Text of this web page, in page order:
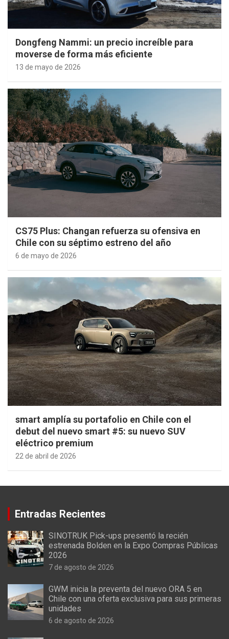
Dongfeng Nammi: un precio increíble para
moverse de forma más eficiente
13 de mayo de 2026
CS75 Plus: Changan refuerza su ofensiva en
Chile con su séptimo estreno del año
6 de mayo de 2026
smart amplía su portafolio en Chile con el
debut del nuevo smart #5: su nuevo SUV
eléctrico premium
22 de abril de 2026
Entradas Recientes
SINOTRUK Pick-ups presentó la recién
estrenada Bolden en la Expo Compras Públicas
2026
7 de agosto de 2026
GWM inicia la preventa del nuevo ORA 5 en
Chile con una oferta exclusiva para sus primeras
unidades
6 de agosto de 2026